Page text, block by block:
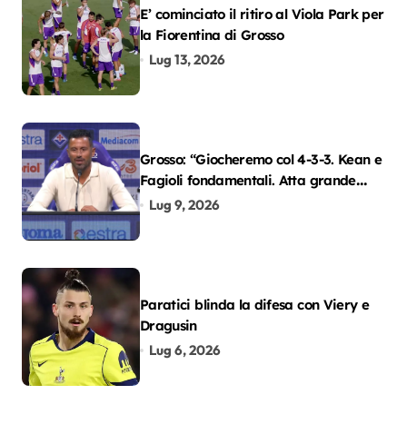
E’ cominciato il ritiro al Viola Park per
la Fiorentina di Grosso
Lug 13, 2026
Grosso: “Giocheremo col 4-3-3. Kean e
Fagioli fondamentali. Atta grande
colpo”
Lug 9, 2026
Paratici blinda la difesa con Viery e
Dragusin
Lug 6, 2026